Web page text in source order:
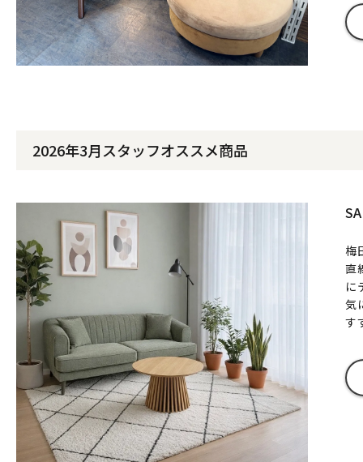
2026年3月スタッフオススメ商品
梅
直
に
気
す